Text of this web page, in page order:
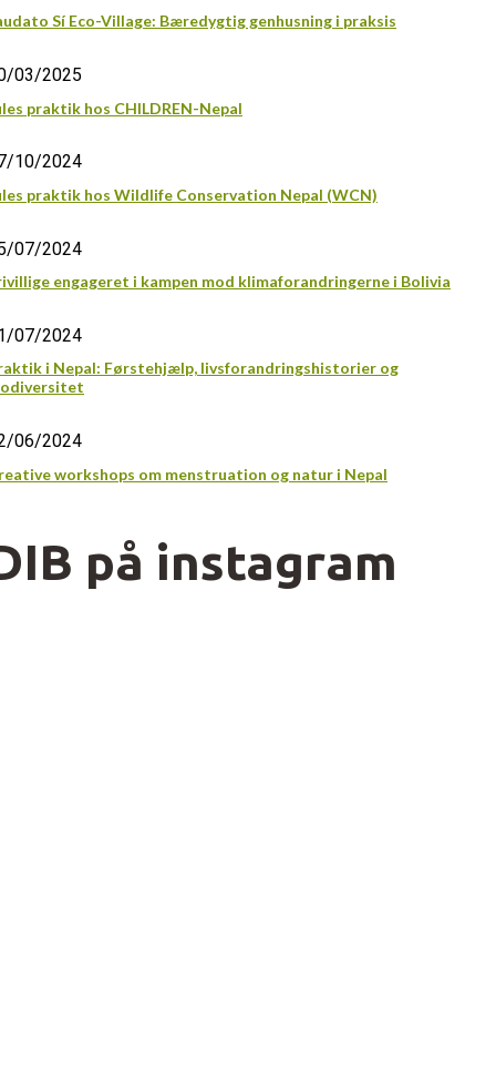
Sí Eco-Village: Bæredygtig genhusning i praksis
03/2025
praktik hos CHILDREN-Nepal
10/2024
praktik hos Wildlife Conservation Nepal (WCN)
07/2024
engageret i kampen mod klimaforandringerne i Bolivia
07/2024
i Nepal: Førstehjælp, livsforandringshistorier og
06/2024
workshops om menstruation og natur i Nepal
på instagram